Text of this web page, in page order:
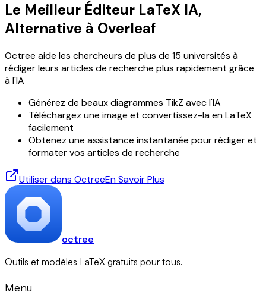
Le Meilleur Éditeur LaTeX IA,
Alternative à Overleaf
Octree aide les chercheurs de plus de 15 universités à
rédiger leurs articles de recherche plus rapidement grâce
à l'IA
Générez de beaux diagrammes TikZ avec l'IA
Téléchargez une image et convertissez-la en LaTeX
facilement
Obtenez une assistance instantanée pour rédiger et
formater vos articles de recherche
Utiliser dans OctreeEn Savoir Plus
octree
Outils et modèles LaTeX gratuits pour tous.
Menu